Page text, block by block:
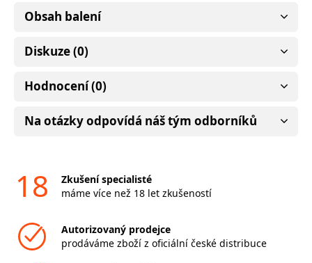
Obsah balení
Diskuze (0)
Hodnocení (0)
Na otázky odpovídá náš tým odborníků
18
Zkušení specialisté
máme více než 18 let zkušeností
Autorizovaný prodejce
prodáváme zboží z oficiální české distribuce